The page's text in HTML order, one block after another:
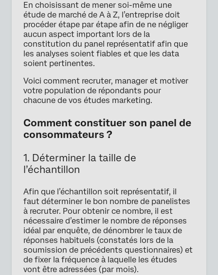
En choisissant de mener soi-même une
étude de marché de A à Z, l’entreprise doit
procéder étape par étape afin de ne négliger
aucun aspect important lors de la
constitution du panel représentatif afin que
les analyses soient fiables et que les data
soient pertinentes.
Voici comment recruter, manager et motiver
votre population de répondants pour
chacune de vos études marketing.
Comment constituer son panel de
consommateurs ?
1. Déterminer la taille de
l’échantillon
Afin que l’échantillon soit représentatif, il
faut déterminer le bon nombre de panelistes
à recruter. Pour obtenir ce nombre, il est
nécessaire d’estimer le nombre de réponses
idéal par enquête, de dénombrer le taux de
réponses habituels (constatés lors de la
soumission de précédents questionnaires) et
de fixer la fréquence à laquelle les études
vont être adressées (par mois).